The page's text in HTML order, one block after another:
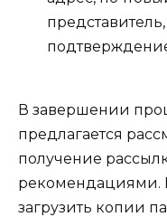
В завершении
предлагается
получение
рекомендациями.
загрузить копии